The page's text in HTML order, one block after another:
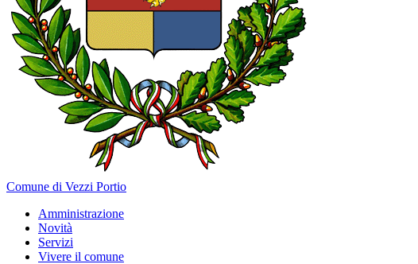
Comune di Vezzi Portio
Amministrazione
Novità
Servizi
Vivere il comune